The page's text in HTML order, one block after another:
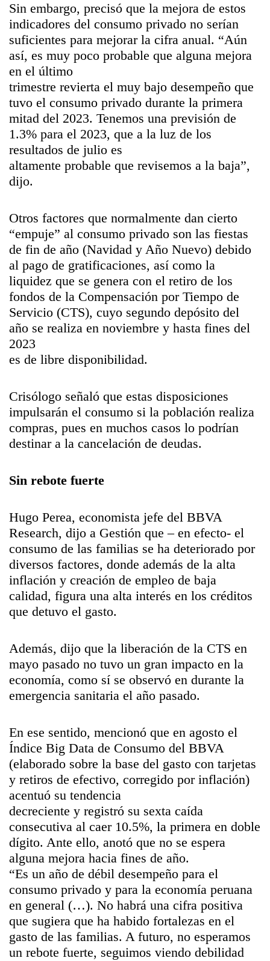
Sin embargo, precisó que la mejora de estos
indicadores del consumo privado no serían
suficientes para mejorar la cifra anual. “Aún
así, es muy poco probable que alguna mejora
en el último
trimestre revierta el muy bajo desempeño que
tuvo el consumo privado durante la primera
mitad del 2023. Tenemos una previsión de
1.3% para el 2023, que a la luz de los
resultados de julio es
altamente probable que revisemos a la baja”,
dijo.
Otros factores que normalmente dan cierto
“empuje” al consumo privado son las fiestas
de fin de año (Navidad y Año Nuevo) debido
al pago de gratificaciones, así como la
liquidez que se genera con el retiro de los
fondos de la Compensación por Tiempo de
Servicio (CTS), cuyo segundo depósito del
año se realiza en noviembre y hasta fines del
2023
es de libre disponibilidad.
Crisólogo señaló que estas disposiciones
impulsarán el consumo si la población realiza
compras, pues en muchos casos lo podrían
destinar a la cancelación de deudas.
Sin rebote fuerte
Hugo Perea, economista jefe del BBVA
Research, dijo a Gestión que – en efecto- el
consumo de las familias se ha deteriorado por
diversos factores, donde además de la alta
inflación y creación de empleo de baja
calidad, figura una alta interés en los créditos
que detuvo el gasto.
Además, dijo que la liberación de la CTS en
mayo pasado no tuvo un gran impacto en la
economía, como sí se observó en durante la
emergencia sanitaria el año pasado.
En ese sentido, mencionó que en agosto el
Índice Big Data de Consumo del BBVA
(elaborado sobre la base del gasto con tarjetas
y retiros de efectivo, corregido por inflación)
acentuó su tendencia
decreciente y registró su sexta caída
consecutiva al caer 10.5%, la primera en doble
dígito. Ante ello, anotó que no se espera
alguna mejora hacia fines de año.
“Es un año de débil desempeño para el
consumo privado y para la economía peruana
en general (…). No habrá una cifra positiva
que sugiera que ha habido fortalezas en el
gasto de las familias. A futuro, no esperamos
un rebote fuerte, seguimos viendo debilidad